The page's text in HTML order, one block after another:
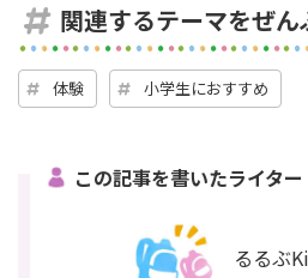
関連するテーマをぜん
体験 小学生におすすめ
この記事を書いたライター
るるぶ